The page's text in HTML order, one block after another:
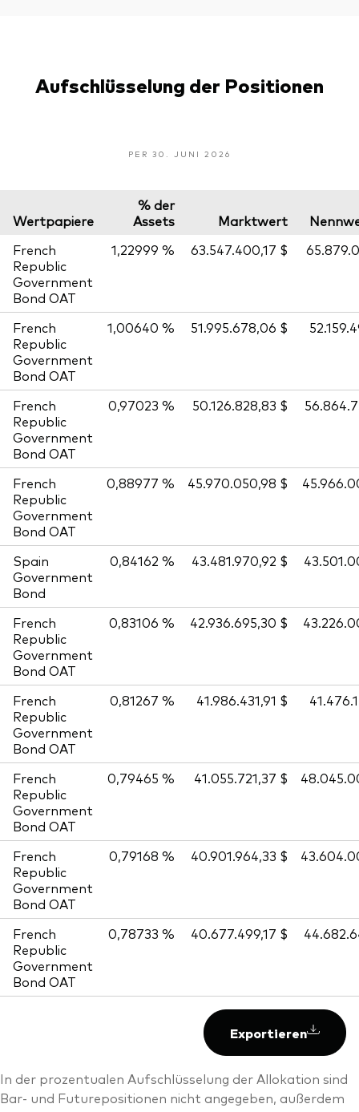
Aufschlüsselung der Positionen
PER 30. JUNI 2026
Wertpapiere
% der
Assets
Marktwert
French
Republic
Government
Bond OAT
1,22999 % 63.547.400,17 $
French
Republic
Government
Bond OAT
1,00640 % 51.995.678,06 $
French
Republic
Government
Bond OAT
0,97023 % 50.126.828,83 $
French
Republic
Government
Bond OAT
0,88977 % 45.970.050,98 $
Spain
Government
Bond
0,84162 % 43.481.970,92 $
French
Republic
Government
Bond OAT
0,83106 % 42.936.695,30 $
French
Republic
Government
Bond OAT
0,81267 % 41.986.431,91 $
French
Republic
Government
Bond OAT
0,79465 % 41.055.721,37 $
French
Republic
Government
Bond OAT
0,79168 % 40.901.964,33 $
French
Republic
Government
Bond OAT
0,78733 % 40.677.499,17 $
Exportieren
In der prozentualen Aufschlüsselung der Allokation sind
Bar- und Futurepositionen nicht angegeben, außerdem